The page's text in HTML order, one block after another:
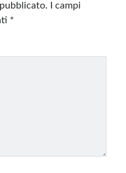
I campi
*